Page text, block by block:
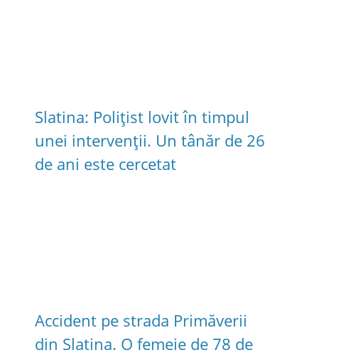
Slatina: Polițist lovit în timpul
unei intervenții. Un tânăr de 26
de ani este cercetat
Accident pe strada Primăverii
din Slatina. O femeie de 78 de